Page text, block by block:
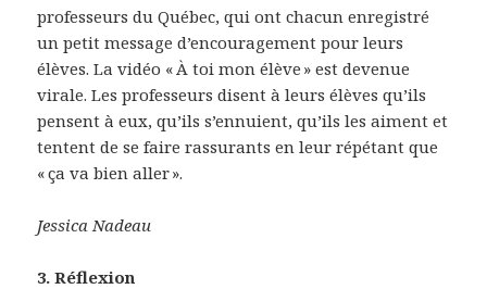
professeurs du Québec, qui ont chacun enregistré
un petit message d’encouragement pour leurs
élèves. La vidéo « À toi mon élève » est devenue
virale. Les professeurs disent à leurs élèves qu’ils
pensent à eux, qu’ils s’ennuient, qu’ils les aiment et
tentent de se faire rassurants en leur répétant que
« ça va bien aller ».
Jessica Nadeau
3. Réflexion